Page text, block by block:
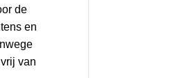
de
en
van